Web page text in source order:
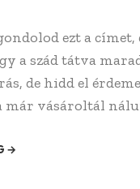
ezt a
a szád tátva
de hidd el
már vásároltál
→